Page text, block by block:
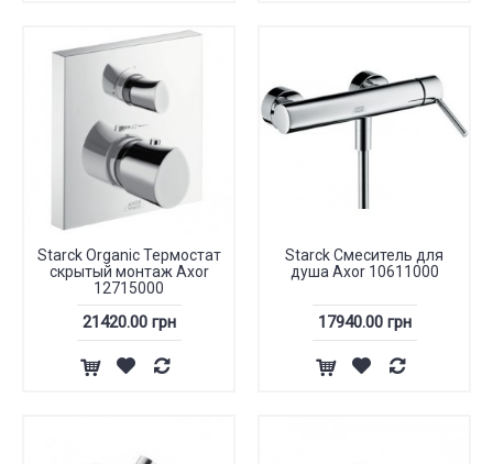
Starck Organic Термостат
скрытый монтаж Axor
12715000
21420.00 грн
Starck Смеситель для
душа Axor 10611000
17940.00 грн